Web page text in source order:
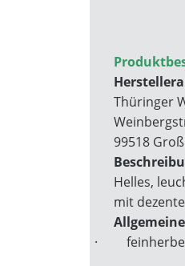
Thüringer
99518
Helles,
mit
·